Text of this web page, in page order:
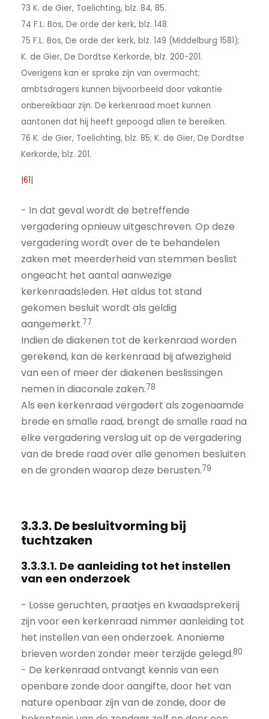
73 K. de Gier, Toelichting, blz. 84, 85.
74 F.L. Bos, De orde der kerk, blz. 148.
75 F.L. Bos, De orde der kerk, blz. 149 (Middelburg 1581);
K. de Gier, De Dordtse Kerkorde, blz. 200-201.
Overigens kan er sprake zijn van overmacht;
ambtsdragers kunnen bijvoorbeeld door vakantie
onbereikbaar zijn. De kerkenraad moet kunnen
aantonen dat hij heeft gepoogd allen te bereiken.
76 K. de Gier, Toelichting, blz. 85; K. de Gier, De Dordtse
Kerkorde, blz. 201.
|61|
- In dat geval wordt de betreffende
vergadering opnieuw uitgeschreven. Op deze
vergadering wordt over de te behandelen
zaken met meerderheid van stemmen beslist
ongeacht het aantal aanwezige
kerkenraadsleden. Het aldus tot stand
gekomen besluit wordt als geldig
aangemerkt.77
Indien de diakenen tot de kerkenraad worden
gerekend, kan de kerkenraad bij afwezigheid
van een of meer der diakenen beslissingen
nemen in diaconale zaken.78
Als een kerkenraad vergadert als zogenaamde
brede en smalle raad, brengt de smalle raad na
elke vergadering verslag uit op de vergadering
van de brede raad over alle genomen besluiten
en de gronden waarop deze berusten.79
3.3.3. De besluitvorming bij
tuchtzaken
3.3.3.1. De aanleiding tot het instellen
van een onderzoek
- Losse geruchten, praatjes en kwaadsprekerij
zijn voor een kerkenraad nimmer aanleiding tot
het instellen van een onderzoek. Anonieme
brieven worden zonder meer terzijde gelegd.80
- De kerkenraad ontvangt kennis van een
openbare zonde door aangifte, door het van
nature openbaar zijn van de zonde, door de